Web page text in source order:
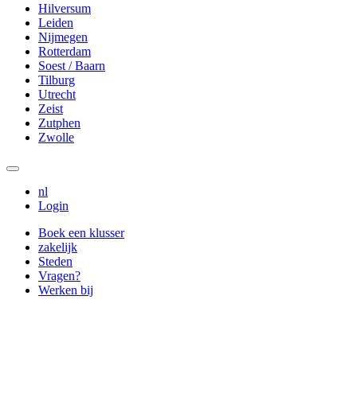
Hilversum
Leiden
Nijmegen
Rotterdam
Soest / Baarn
Tilburg
Utrecht
Zeist
Zutphen
Zwolle
nl
Login
Boek een klusser
zakelijk
Steden
Vragen?
Werken bij